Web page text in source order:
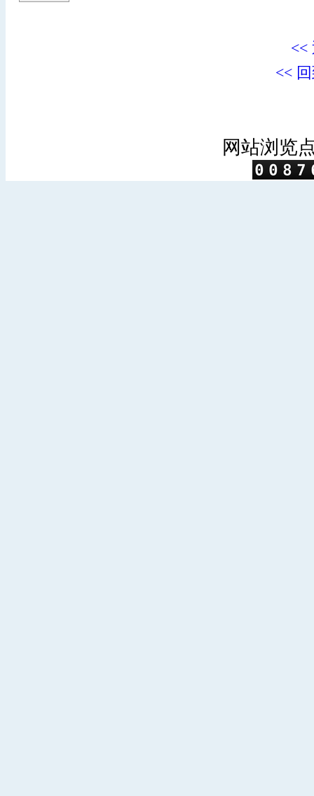
<<
<<
网站浏览